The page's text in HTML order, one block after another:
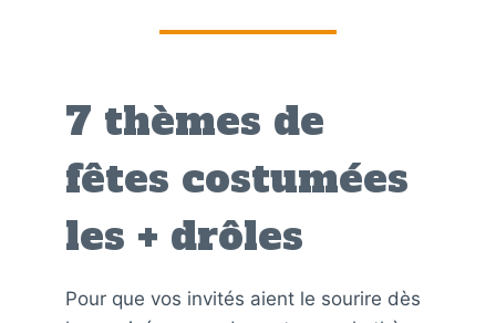
7 thèmes de
fêtes costumées
les + drôles
Pour que vos invités aient le sourire dès